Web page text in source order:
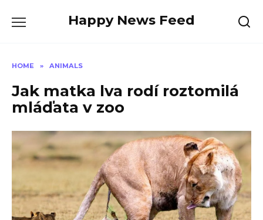
Happy News Feed
HOME » ANIMALS
Jak matka lva rodí roztomilá
mláďata v zoo